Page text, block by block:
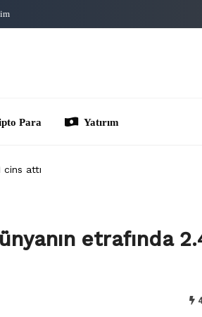
cins attı
etrafında